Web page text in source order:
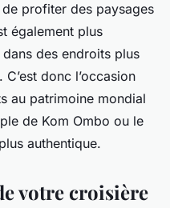
profiter des paysages
également plus
des endroits plus
donc l’occasion
au patrimoine mondial
de Kom Ombo ou le
authentique.
votre croisière